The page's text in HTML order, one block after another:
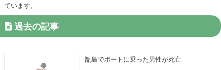
ています。
過去の記事
甑島でボートに乗った男性が死亡